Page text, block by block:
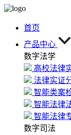
首页
产品中心
数字法学
高校法律
法律实证
智能类案
智能法律
智能法律
数字司法